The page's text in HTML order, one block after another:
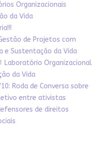
Organizacionais
da Vida
de Projetos com
e Sustentação da Vida
Laboratório Organizacional
da Vida
Roda de Conversa sobre
entre ativistas
de direitos